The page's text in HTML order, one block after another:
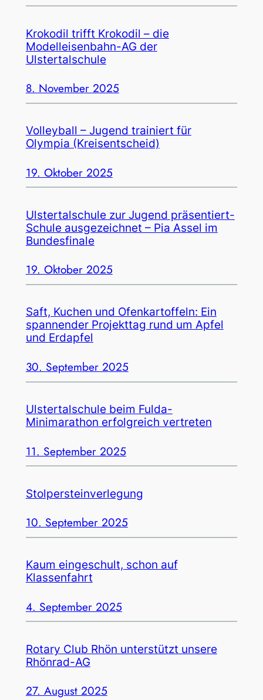
Krokodil trifft Krokodil – die
Modelleisenbahn-AG der
Ulstertalschule
8. November 2025
Volleyball – Jugend trainiert für
Olympia (Kreisentscheid)
19. Oktober 2025
Ulstertalschule zur Jugend präsentiert-
Schule ausgezeichnet – Pia Assel im
Bundesfinale
19. Oktober 2025
Saft, Kuchen und Ofenkartoffeln: Ein
spannender Projekttag rund um Apfel
und Erdapfel
30. September 2025
Ulstertalschule beim Fulda-
Minimarathon erfolgreich vertreten
11. September 2025
Stolpersteinverlegung
10. September 2025
Kaum eingeschult, schon auf
Klassenfahrt
4. September 2025
Rotary Club Rhön unterstützt unsere
Rhönrad-AG
27. August 2025